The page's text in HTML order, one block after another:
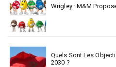
Wrigley : M&M
Quels Sont Les
2030 ?